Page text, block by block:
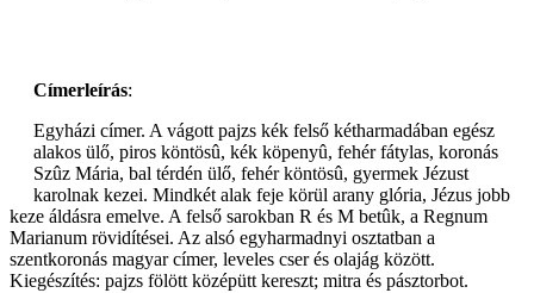
Címerleírás:
Egyházi címer. A vágott pajzs kék felső kétharmadában egész
alakos ülő, piros köntösû, kék köpenyû, fehér fátylas, koronás
Szûz Mária, bal térdén ülő, fehér köntösû, gyermek Jézust
karolnak kezei. Mindkét alak feje körül arany glória, Jézus jobb
keze áldásra emelve. A felső sarokban R és M betûk, a Regnum
Marianum rövidítései. Az alsó egyharmadnyi osztatban a
szentkoronás magyar címer, leveles cser és olajág között.
Kiegészítés: pajzs fölött középütt kereszt; mitra és pásztorbot.